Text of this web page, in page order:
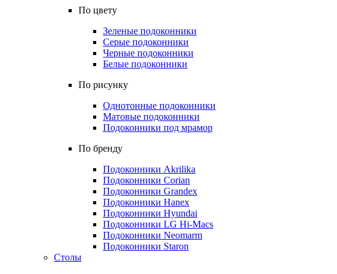
По цвету
Зеленые подоконники
Серые подоконники
Черные подоконники
Белые подоконники
По рисунку
Однотонные подоконники
Матовые подоконники
Подоконники под мрамор
По бренду
Подоконники Akrilika
Подоконники Corian
Подоконники Grandex
Подоконники Hanex
Подоконники Hyundai
Подоконники LG Hi-Macs
Подоконники Neomarm
Подоконники Staron
Столы